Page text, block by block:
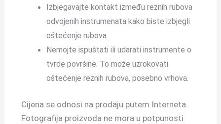
Izbjegavajte kontakt između reznih rubova
odvojenih instrumenata kako biste izbjegli
oštećenje rubova.
Nemojte ispuštati ili udarati instrumente o
tvrde površine. To može uzrokovati
oštećenje reznih rubova, posebno vrhova.
Cijena se odnosi na prodaju putem Interneta.
Fotografija proizvoda ne mora u potpunosti